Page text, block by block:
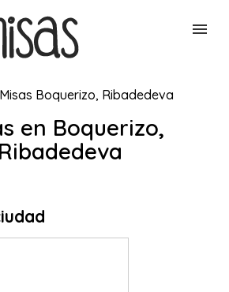
Boquerizo, Ribadedeva
en Boquerizo,
Ribadedeva